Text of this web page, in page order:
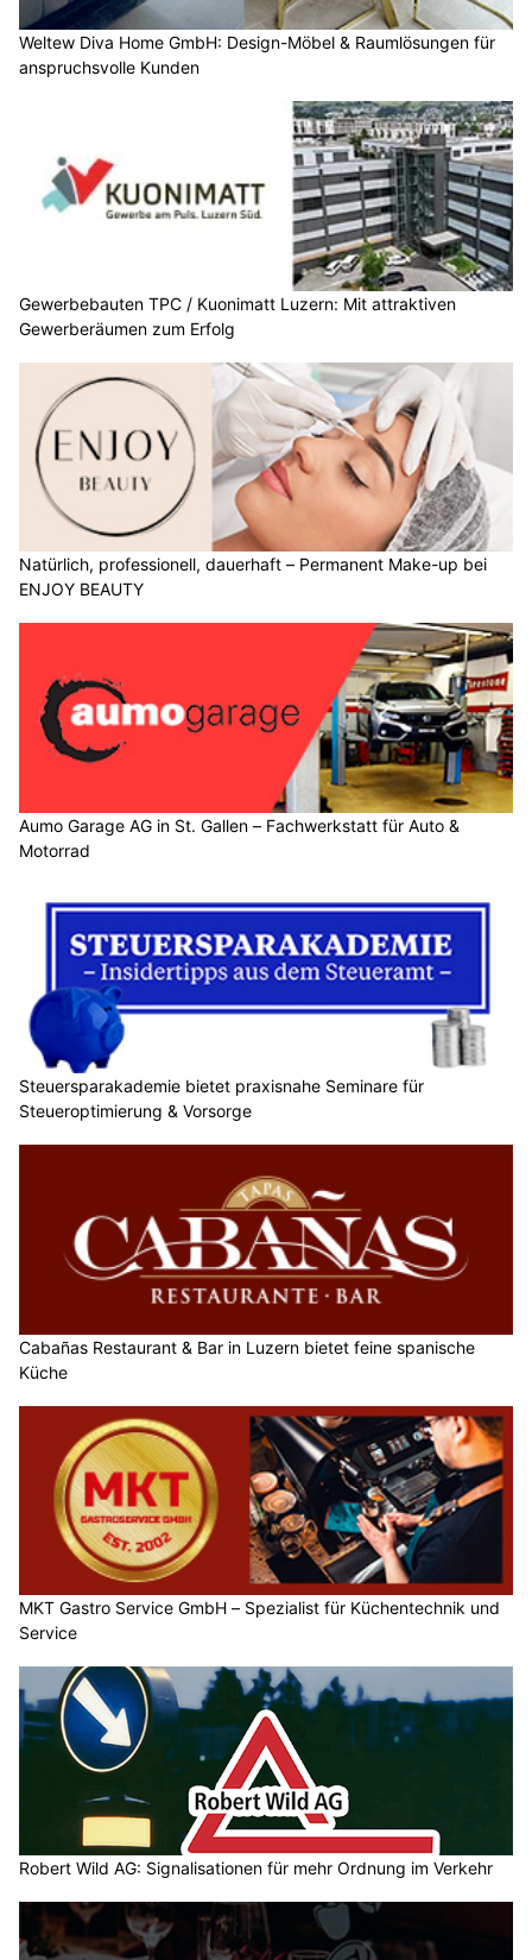
Weltew Diva Home GmbH: Design-Möbel & Raumlösungen für
anspruchsvolle Kunden
Gewerbebauten TPC / Kuonimatt Luzern: Mit attraktiven
Gewerberäumen zum Erfolg
Natürlich, professionell, dauerhaft – Permanent Make-up bei
ENJOY BEAUTY
Aumo Garage AG in St. Gallen – Fachwerkstatt für Auto &
Motorrad
Steuersparakademie bietet praxisnahe Seminare für
Steueroptimierung & Vorsorge
Cabañas Restaurant & Bar in Luzern bietet feine spanische
Küche
MKT Gastro Service GmbH – Spezialist für Küchentechnik und
Service
Robert Wild AG: Signalisationen für mehr Ordnung im Verkehr